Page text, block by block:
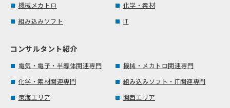
機械メカトロ
化学・素材
組み込みソフト
IT
コンサルタント紹介
電気・電子・半導体関連専門
機械・メカトロ関連専門
化学・素材関連専門
組み込みソフト・IT関連専門
東海エリア
関西エリア